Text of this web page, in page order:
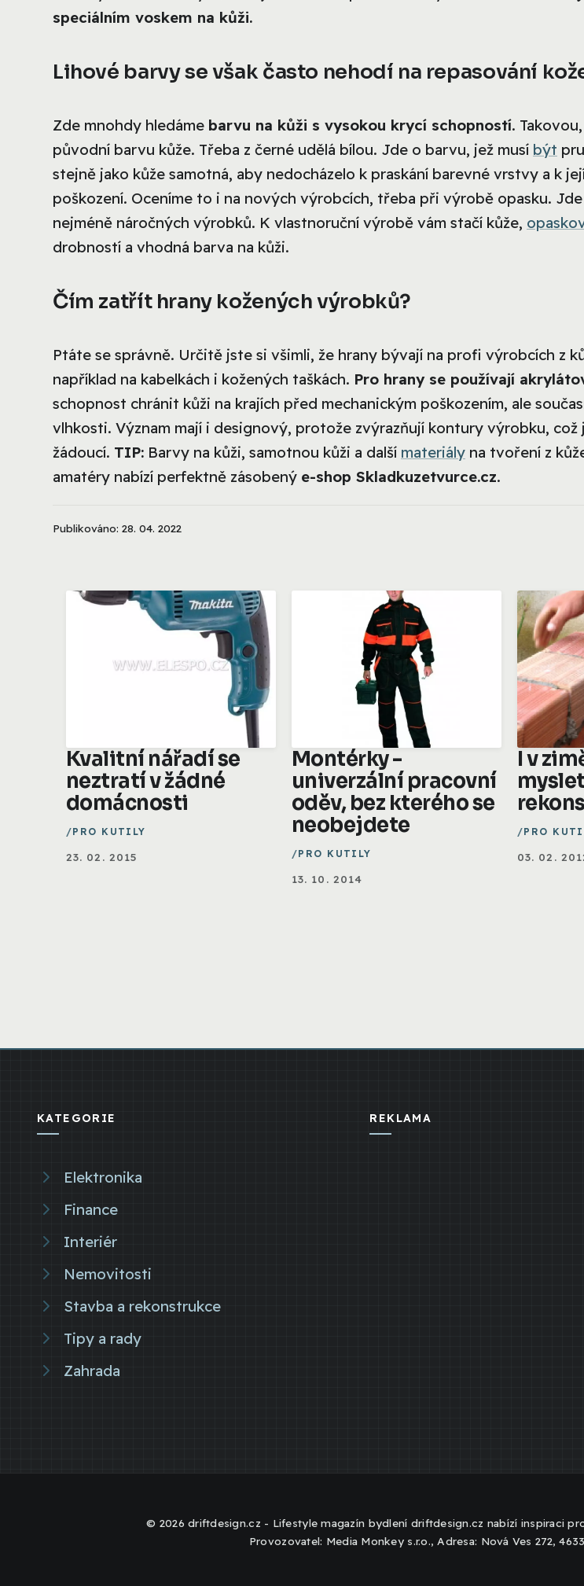
speciálním voskem na kůži.
Lihové barvy se však často nehodí na repasování
Zde mnohdy hledáme barvu na kůži s vysokou krycí schopností.
původní barvu kůže. Třeba z černé udělá bílou. Jde o barvu, jež musí být
stejně jako kůže samotná, aby nedocházelo k praskání barevné vrstvy a k
poškození. Oceníme to i na nových výrobcích, třeba při výrobě opasku.
nejméně náročných výrobků. K vlastnoruční výrobě vám stačí kůže,
drobností a vhodná barva na kůži.
Čím zatřít hrany kožených výrobků?
Ptáte se správně. Určitě jste si všimli, že hrany bývají na profi výrobcích z
například na kabelkách i kožených taškách. Pro hrany se používají
schopnost chránit kůži na krajích před mechanickým poškozením, ale
vlhkosti. Význam mají i designový, protože zvýrazňují kontury výrobku, což
žádoucí. TIP: Barvy na kůži, samotnou kůži a další materiály na tvoření z
amatéry nabízí perfektně zásobený e-shop Skladkuzetvurce.cz.
Publikováno: 28. 04. 2022
Kvalitní nářadí se
neztratí v žádné
domácnosti
PRO KUTILY
23. 02. 2015
Montérky -
univerzální pracovní
oděv, bez kterého se
neobejdete
PRO KUTILY
13. 10. 2014
I v
PRO
03. 02.
KATEGORIE
Elektronika
Finance
Interiér
Nemovitosti
Stavba a rekonstrukce
Tipy a rady
Zahrada
REKLAMA
© 2026 driftdesign.cz - Lifestyle magazín bydlení driftdesign.cz nabízí inspiraci
Provozovatel: Media Monkey s.r.o., Adresa: Nová Ves 272,